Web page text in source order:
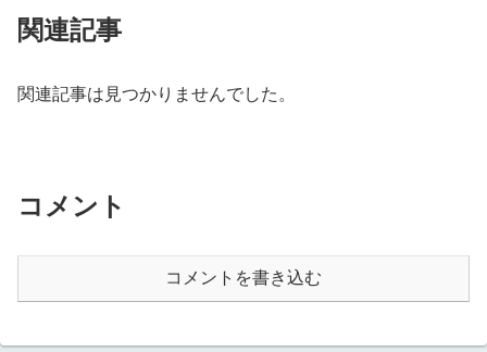
関連記事
関連記事は見つかりませんでした。
コメント
コメントを書き込む